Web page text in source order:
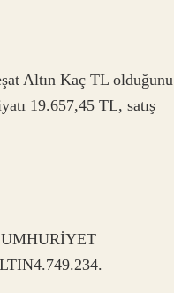
Altın Kaç TL olduğunu
19.657,45 TL, satış